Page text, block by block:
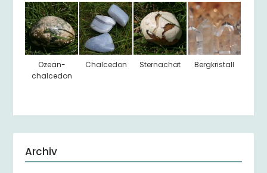
Ozean-
chalcedon
Chalcedon Sternachat Bergkristall
Archiv